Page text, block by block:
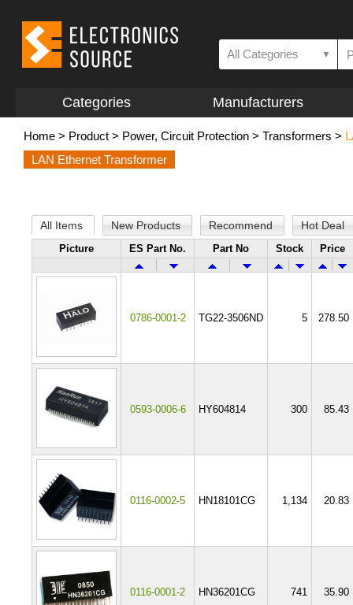
All Categories ▼
Categories Manufacturers
Home > Product > Power, Circuit Protection > Transformers >
LAN Ethernet Transformer
All Items New Products Recommend Hot Deal
Picture ES Part No. Part No Stock Price
0786-0001-2 TG22-3506ND 5 278.50
0593-0006-6 HY604814 300 85.43
0116-0002-5 HN18101CG 1,134 20.83
0116-0001-2 HN36201CG 741 35.90